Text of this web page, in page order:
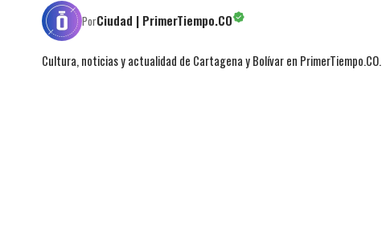
PorCiudad | PrimerTiempo.CO
Cultura, noticias y actualidad de Cartagena y Bolívar en PrimerTiempo.CO.